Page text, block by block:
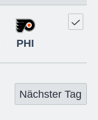
PHI
Nächster Tag